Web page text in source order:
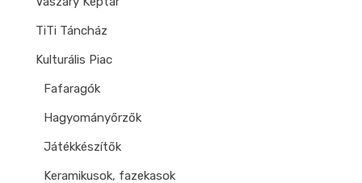
TiTi Táncház
Kulturális Piac
Fafaragók
Hagyományőrzők
Játékkészítők
Keramikusok, fazekasok